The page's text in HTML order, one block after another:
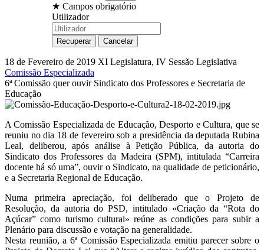
★ Campos obrigatório
Utilizador
18 de Fevereiro de 2019 XI Legislatura, IV Sessão Legislativa
Comissão Especializada
6ª Comissão quer ouvir Sindicato dos Professores e Secretaria de
Educação
A Comissão Especializada de Educação, Desporto e Cultura, que se
reuniu no dia 18 de fevereiro sob a presidência da deputada Rubina
Leal, deliberou, após análise à Petição Pública, da autoria do
Sindicato dos Professores da Madeira (SPM), intitulada “Carreira
docente há só uma”, ouvir o Sindicato, na qualidade de peticionário,
e a Secretaria Regional de Educação.
Numa primeira apreciação, foi deliberado que o Projeto de
Resolução, da autoria do PSD, intitulado «Criação da “Rota do
Açúcar” como turismo cultural» reúne as condições para subir a
Plenário para discussão e votação na generalidade.
Nesta reunião, a 6ª Comissão Especializada emitiu parecer sobre o